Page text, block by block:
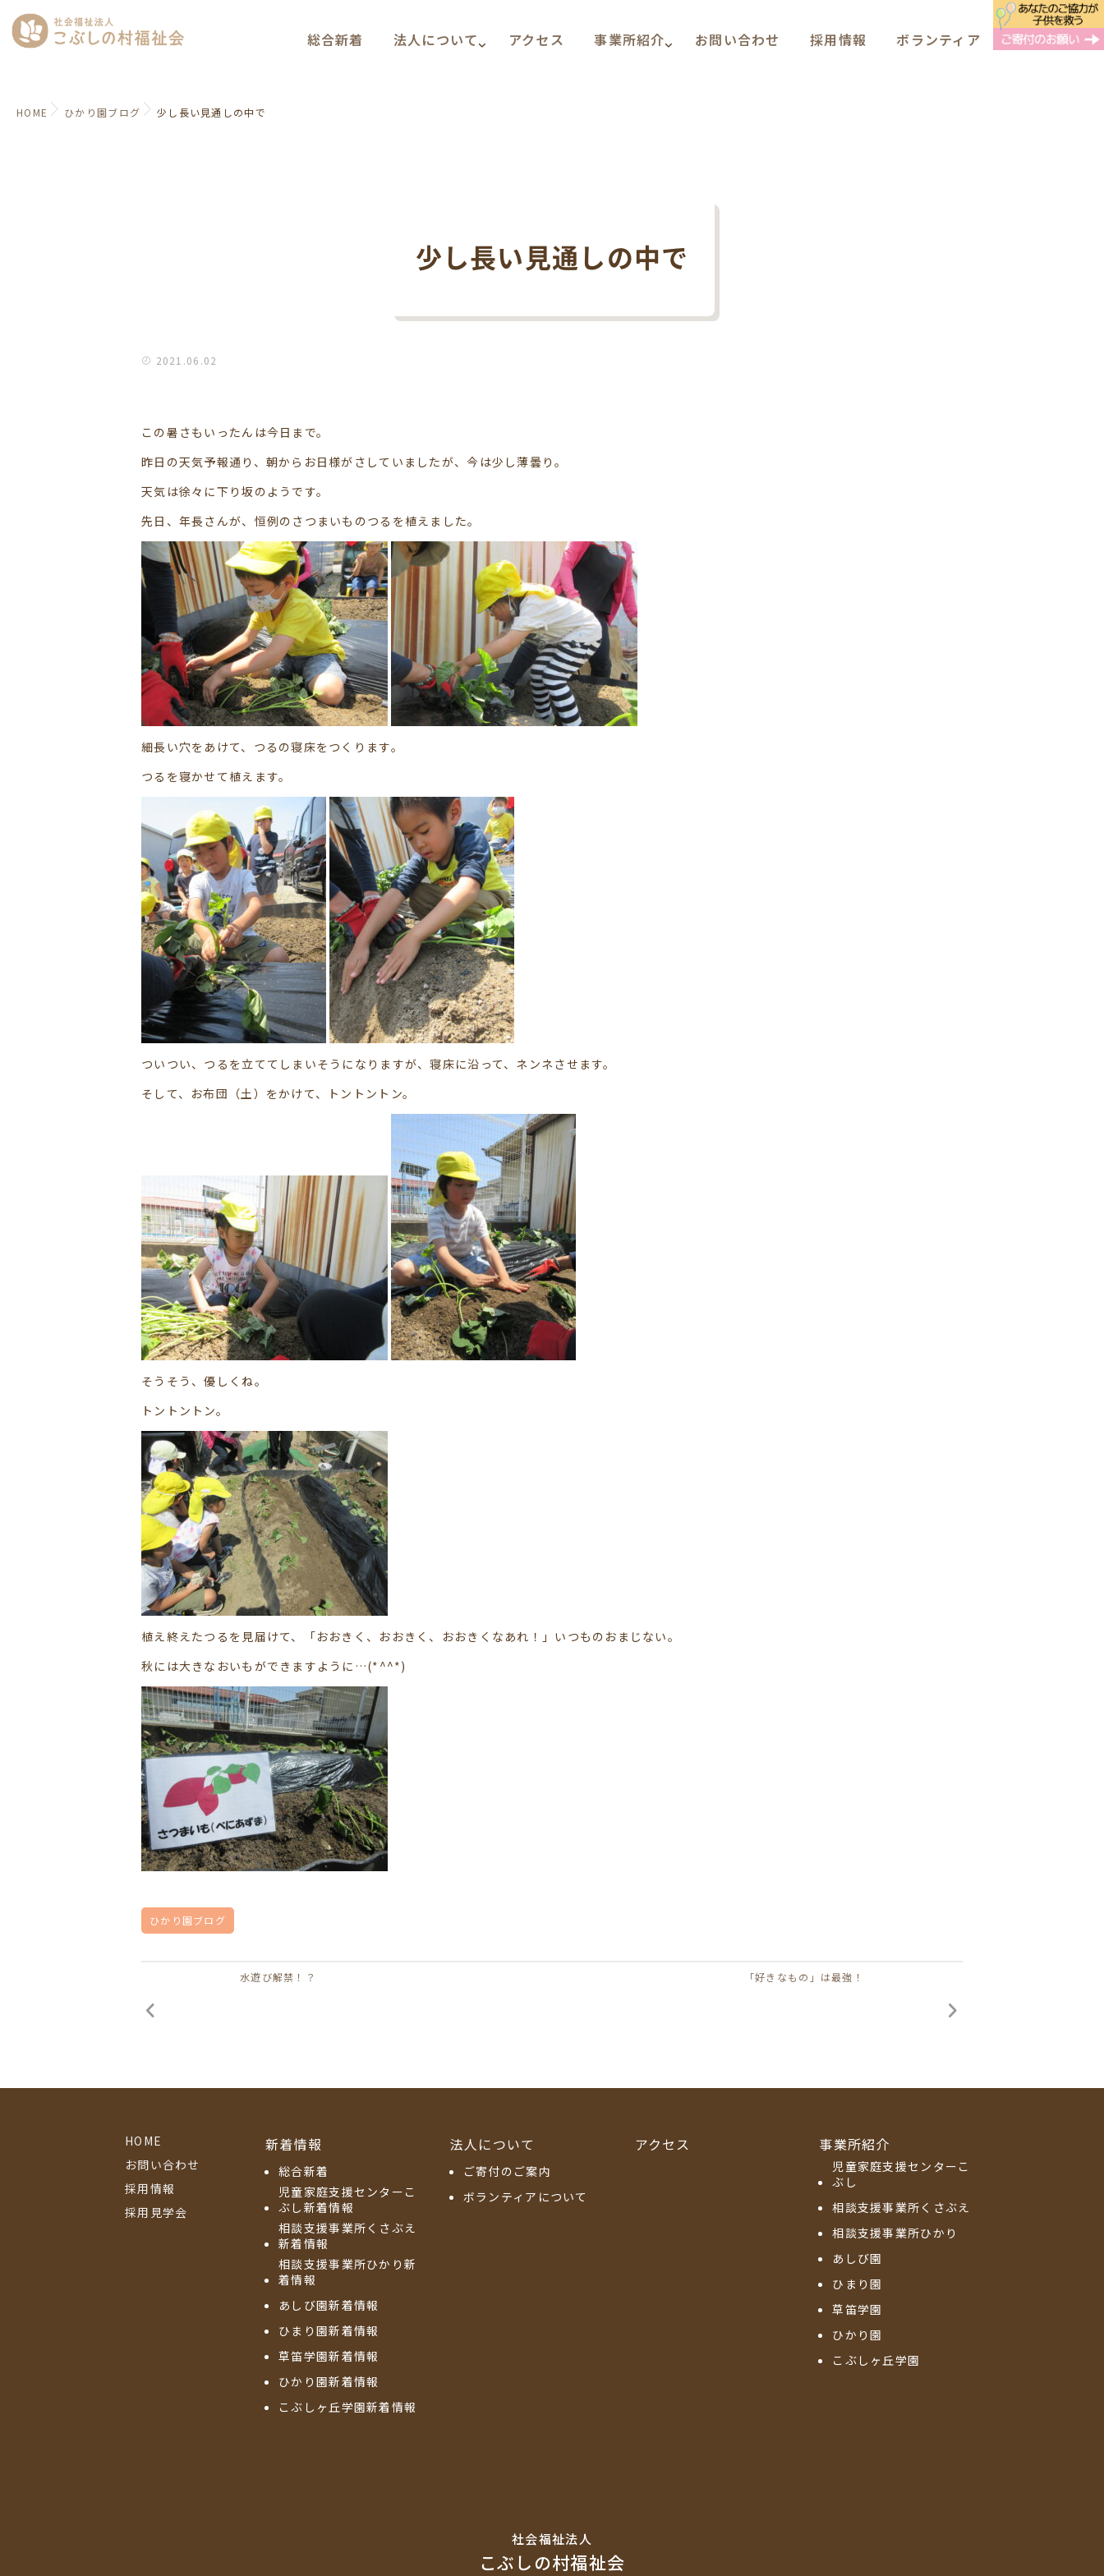
総合新着 法人について アクセス 事業所紹介 お問い合わせ 採用情報 ボランティア
HOME ひかり園ブログ 少し長い見通しの中で
少し長い見通しの中で
2021.06.02
この暑さもいったんは今日まで。
昨日の天気予報通り、朝からお日様がさしていましたが、今は少し薄曇り。
天気は徐々に下り坂のようです。
先日、年長さんが、恒例のさつまいものつるを植えました。
細長い穴をあけて、つるの寝床をつくります。
つるを寝かせて植えます。
ついつい、つるを立ててしまいそうになりますが、寝床に沿って、ネンネさせます。
そして、お布団（土）をかけて、トントントン。
そうそう、優しくね。
トントントン。
植え終えたつるを見届けて、「おおきく、おおきく、おおきくなあれ！」いつものおまじない。
秋には大きなおいもができますように…(*^^*)
ひかり園ブログ
水遊び解禁！？ 「好きなもの」は最強！
HOME
お問い合わせ
採用情報
採用見学会
新着情報
総合新着
児童家庭支援センターこ
ぶし新着情報
相談支援事業所くさぶえ
新着情報
相談支援事業所ひかり新
着情報
あしび園新着情報
ひまり園新着情報
草笛学園新着情報
ひかり園新着情報
こぶしヶ丘学園新着情報
法人について
ご寄付のご案内
ボランティアについて
アクセス 事業所紹介
児童家庭支援センターこ
ぶし
相談支援事業所くさぶえ
相談支援事業所ひかり
あしび園
ひまり園
草笛学園
ひかり園
こぶしヶ丘学園
社会福祉法⼈
こぶしの村福祉会